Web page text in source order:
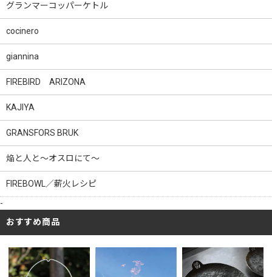
グランマーコッパーケトル
cocinero
giannina
FIREBIRD ARIZONA
KAJIYA
GRANSFORS BRUK
焔と人と～オスロにて～
FIREBOWL／薪火レシピ
-
おすすめ商品